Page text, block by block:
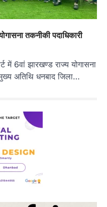
तकनीकी पदाधिकारी
में 6वां झारखण्ड राज्य योगासना
अतिथि धनबाद जिला…